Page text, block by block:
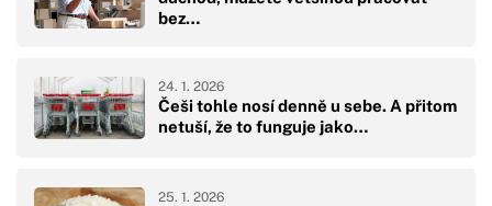
bez…
Češi tohle nosí denně u sebe. A přitom
netuší, že to funguje jako…
24. 1. 2026
25. 1. 2026